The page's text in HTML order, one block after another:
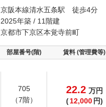
京阪本線清水五条駅 徒歩4分
2025年築 / 11階建
京都市下京区本覚寺前町
部屋番号(階) 賃料 (管理費等)
705
（7階）
22.2 万円
( 12,000 円)